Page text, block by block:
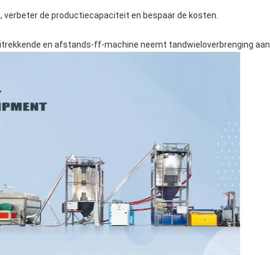
de productiecapaciteit en bespaar de kosten.
en afstands-ff-machine neemt tandwieloverbrenging aan